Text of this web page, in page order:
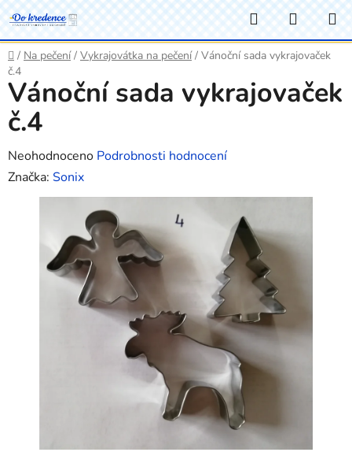
Přejít
na
obsah
Hledat
KOŠÍK
Domů
/ Na pečení / Vykrajovátka na pečení / Vánoční sada vykrajovaček
č.4
Vánoční sada vykrajovaček
č.4
Průměrné
hodnocení
produktu
Neohodnoceno Podrobnosti hodnocení
Značka: Sonix